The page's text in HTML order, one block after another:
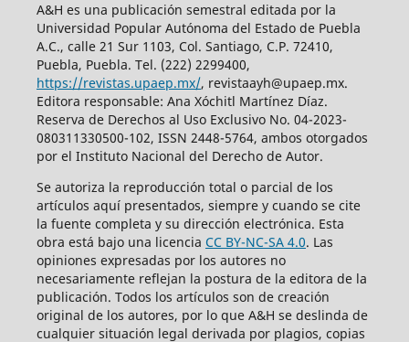
A&H es una publicación semestral editada por la
Universidad Popular Autónoma del Estado de Puebla
A.C., calle 21 Sur 1103, Col. Santiago, C.P. 72410,
Puebla, Puebla. Tel. (222) 2299400,
https://revistas.upaep.mx/, revistaayh@upaep.mx.
Editora responsable: Ana Xóchitl Martínez Díaz.
Reserva de Derechos al Uso Exclusivo No. 04-2023-
080311330500-102, ISSN 2448-5764, ambos otorgados
por el Instituto Nacional del Derecho de Autor.
Se autoriza la reproducción total o parcial de los
artículos aquí­ presentados, siempre y cuando se cite
la fuente completa y su dirección electrónica. Esta
obra está bajo una licencia CC BY-NC-SA 4.0. Las
opiniones expresadas por los autores no
necesariamente reflejan la postura de la editora de la
publicación. Todos los artículos son de creación
original de los autores, por lo que A&H se deslinda de
cualquier situación legal derivada por plagios, copias